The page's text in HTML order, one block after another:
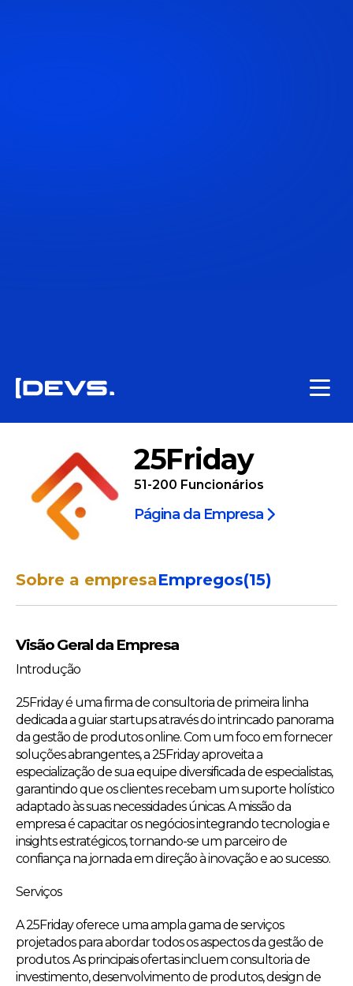
25Friday
51-200 Funcionários
Página da Empresa
Sobre a empresaEmpregos(15)
Visão Geral da Empresa
Introdução
25Friday é uma firma de consultoria de primeira linha
dedicada a guiar startups através do intrincado panorama
da gestão de produtos online. Com um foco em fornecer
soluções abrangentes, a 25Friday aproveita a
especialização de sua equipe diversificada de especialistas,
garantindo que os clientes recebam um suporte holístico
adaptado às suas necessidades únicas. A missão da
empresa é capacitar os negócios integrando tecnologia e
insights estratégicos, tornando-se um parceiro de
confiança na jornada em direção à inovação e ao sucesso.
Serviços
A 25Friday oferece uma ampla gama de serviços
projetados para abordar todos os aspectos da gestão de
produtos. As principais ofertas incluem consultoria de
investimento, desenvolvimento de produtos, design de